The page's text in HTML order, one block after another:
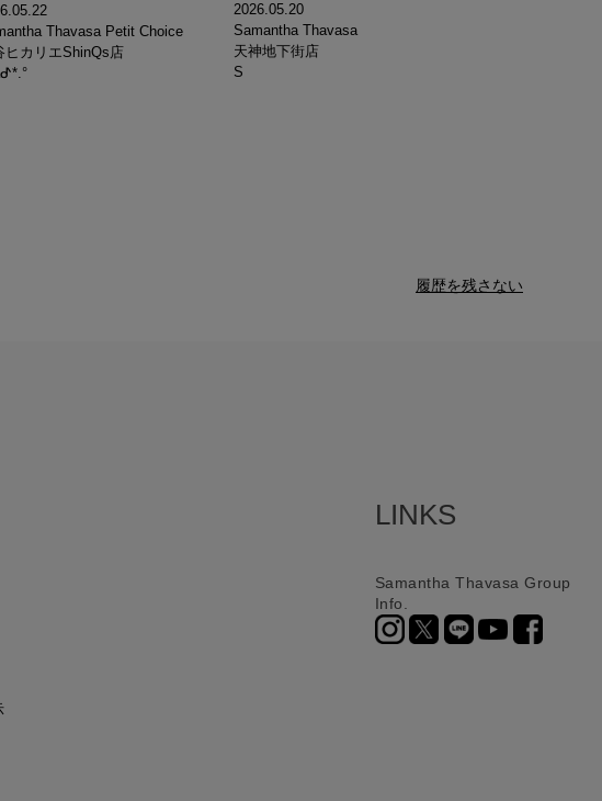
Thavasa Petit Choice
ヒカリエShinQs店
2026.05.20
Samantha Thavasa
天神地下街店
S
履歴を残さない
LINKS
Samantha Thavasa Group
Info.